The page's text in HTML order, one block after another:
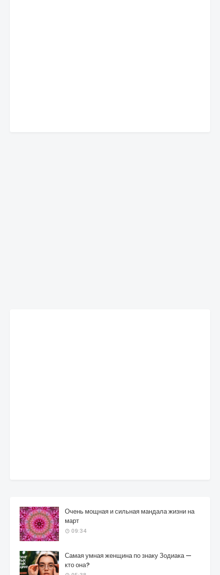
Очень мощная и сильная мандала жизни на
март
09:34
Самая умная женщина по знаку Зодиака —
кто она?